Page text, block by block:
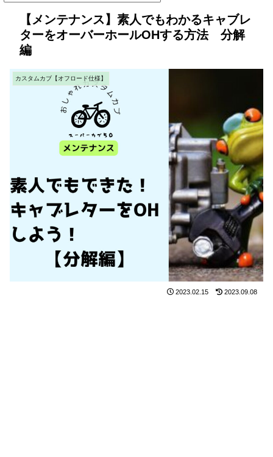
【メンテナンス】素人でもわかるキャブレ
ターをオーバーホールOHする方法 分解
編
カスタムカブ【オフロード仕様】
2023.02.15 2023.09.08